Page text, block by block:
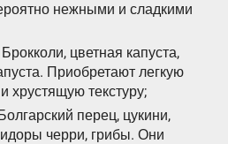
нежными и сладкими
цветная капуста,
Приобретают легкую
хрустящую текстуру;
перец, цукини,
черри, грибы. Они